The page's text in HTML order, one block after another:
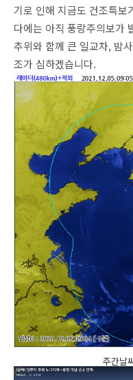
기로 인해 지금도 건조특보
다에는 아직 풍랑주의보가
추위와 함께 큰 일교차, 밤
조가 심하겠습니다.
주간날